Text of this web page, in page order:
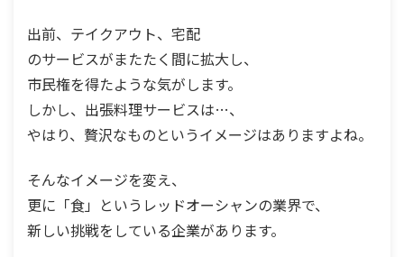
出前、テイクアウト、宅配
のサービスがまたたく間に拡大し、
市民権を得たような気がします。
しかし、出張料理サービスは…、
やはり、贅沢なものというイメージはありますよね。
そんなイメージを変え、
更に「食」というレッドオーシャンの業界で、
新しい挑戦をしている企業があります。